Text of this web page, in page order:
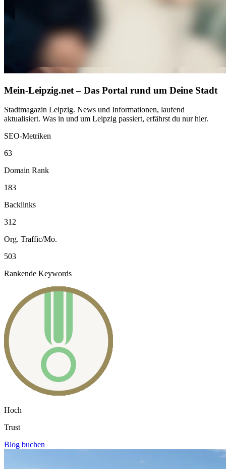
Mein-Leipzig.net – Das Portal rund um Deine Stadt
Stadtmagazin Leipzig. News und Informationen, laufend
aktualisiert. Was in und um Leipzig passiert, erfährst du nur hier.
SEO-Metriken
63
Domain Rank
183
Backlinks
312
Org. Traffic/Mo.
503
Rankende Keywords
Hoch
Trust
Blog buchen